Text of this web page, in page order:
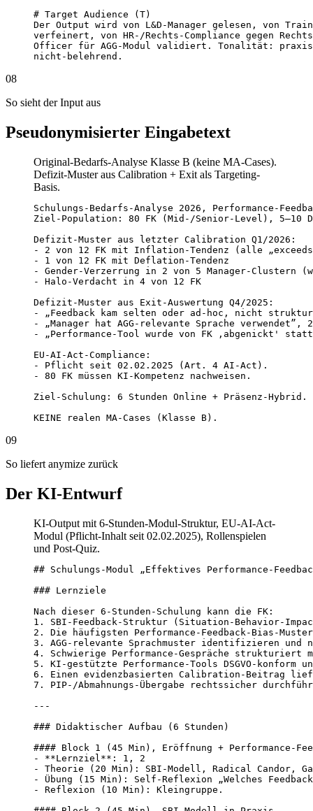
# Target Audience (T)
Der Output wird von L&D-Manager gelesen, von
verfeinert, von HR-/Rechts-Compliance gegen
Officer für AGG-Modul validiert. Tonalität:
nicht-belehrend.
08
So sieht der Input aus
Pseudonymisierter Eingabetext
Original-Bedarfs-Analyse Klasse B (keine MA-Cases).
Defizit-Muster aus Calibration + Exit als Targeting-
Basis.
Schulungs-Bedarfs-Analyse 2026, Performance-
Ziel-Population: 80 FK (Mid-/Senior-Level), 5–10
Defizit-Muster aus letzter Calibration Q1/2026:
- 2 von 12 FK mit Inflation-Tendenz (alle
- 1 von 12 FK mit Deflation-Tendenz
- Gender-Verzerrung in 2 von 5 Manager-Clustern
- Halo-Verdacht in 4 von 12 FK
Defizit-Muster aus Exit-Auswertung Q4/2025:
- „Feedback kam selten oder ad-hoc, nicht
- „Manager hat AGG-relevante Sprache
- „Performance-Tool wurde von FK ‚abgenickt'
EU-AI-Act-Compliance:
- Pflicht seit 02.02.2025 (Art. 4 AI-Act).
- 80 FK müssen KI-Kompetenz nachweisen.
Ziel-Schulung: 6 Stunden Online + Präsenz-
KEINE realen MA-Cases (Klasse B).
09
So liefert anymize zurück
Der KI-Entwurf
KI-Output mit 6-Stunden-Modul-Struktur, EU-AI-Act-
Modul (Pflicht-Inhalt seit 02.02.2025), Rollenspielen
und Post-Quiz.
## Schulungs-Modul „Effektives Performance-
### Lernziele
Nach dieser 6-Stunden-Schulung kann die FK:
1. SBI-Feedback-Struktur (Situation-Behavior-
2. Die häufigsten Performance-Feedback-Bias-
3. AGG-relevante Sprachmuster identifizieren und
4. Schwierige Performance-Gespräche strukturiert
5. KI-gestützte Performance-Tools DSGVO-konform
6. Einen evidenzbasierten Calibration-Beitrag
7. PIP-/Abmahnungs-Übergabe rechtssicher
---
### Didaktischer Aufbau (6 Stunden)
#### Block 1 (45 Min), Eröffnung + Performance-
- **Lernziel**: 1, 2
- Theorie (20 Min): SBI-Modell, Radical Candor,
- Übung (15 Min): Self-Reflexion „Welches
- Reflexion (10 Min): Kleingruppe.